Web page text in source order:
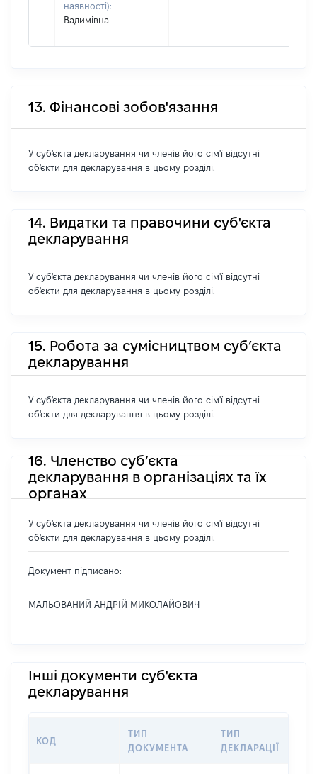
наявності):
Вадимівна
13. Фінансові зобов'язання
У суб'єкта декларування чи членів його сім'ї відсутні
об'єкти для декларування в цьому розділі.
14. Видатки та правочини суб'єкта
декларування
У суб'єкта декларування чи членів його сім'ї відсутні
об'єкти для декларування в цьому розділі.
15. Робота за сумісництвом суб’єкта
декларування
У суб'єкта декларування чи членів його сім'ї відсутні
об'єкти для декларування в цьому розділі.
16. Членство суб’єкта
декларування в організаціях та їх
органах
У суб'єкта декларування чи членів його сім'ї відсутні
об'єкти для декларування в цьому розділі.
Документ підписано:
МАЛЬОВАНИЙ АНДРІЙ МИКОЛАЙОВИЧ
Інші документи суб'єкта
декларування
КОД
ТИП
ДОКУМЕНТА
ТИП
ДЕКЛАРАЦІЇ